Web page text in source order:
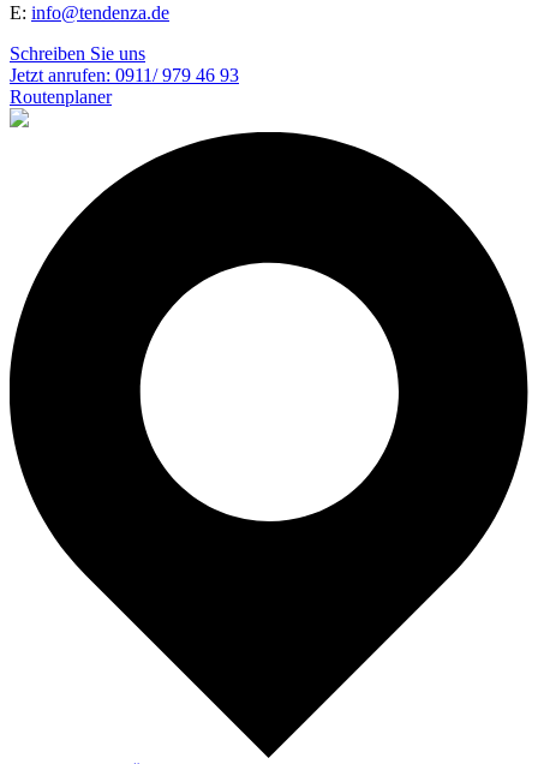
E: info@tendenza.de
Schreiben Sie uns
Jetzt anrufen: 0911/ 979 46 93
Routenplaner